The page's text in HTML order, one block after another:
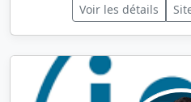
Voir les détails